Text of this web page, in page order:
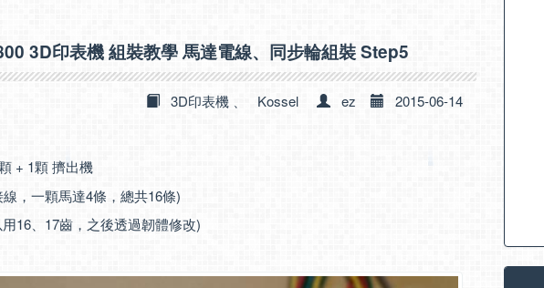
3D印表機 組裝教學 馬達電線、同步輪組裝 Step5
3D印表機 Kossel ez
2015-06-14
+ 1顆 擠出機
，一顆馬達4條，總共16條)
16、17齒，之後透過韌體修改)